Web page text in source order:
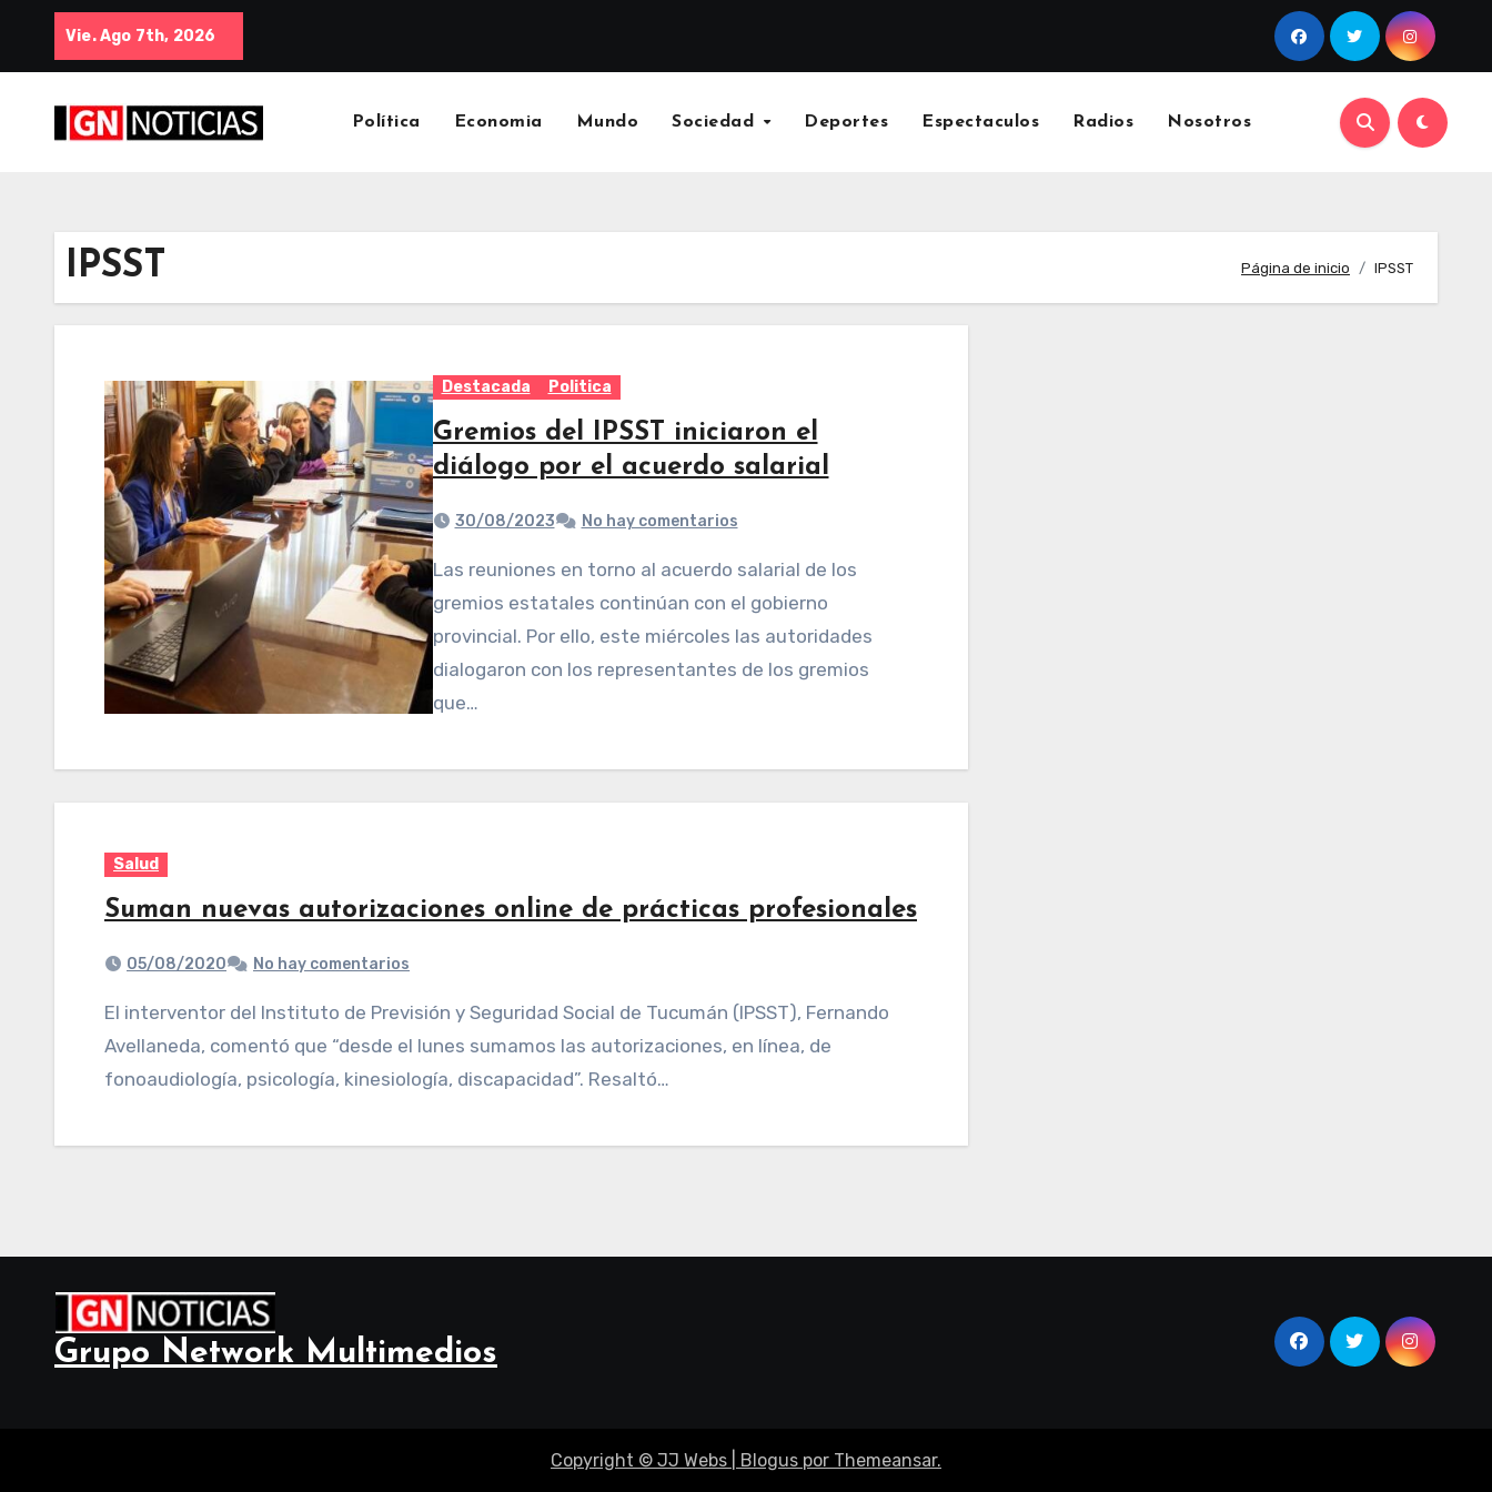
Vie. Ago 7th, 2026
Política Economia Mundo Sociedad Deportes Espectaculos Radios Nosotros
IPSST Página de inicio IPSST
Destacada Politica
Gremios del IPSST iniciaron el
diálogo por el acuerdo salarial
30/08/2023 No hay comentarios
Las reuniones en torno al acuerdo salarial de los
gremios estatales continúan con el gobierno
provincial. Por ello, este miércoles las autoridades
dialogaron con los representantes de los gremios
que…
Salud
Suman nuevas autorizaciones online de prácticas profesionales
05/08/2020 No hay comentarios
El interventor del Instituto de Previsión y Seguridad Social de Tucumán (IPSST), Fernando
Avellaneda, comentó que “desde el lunes sumamos las autorizaciones, en línea, de
fonoaudiología, psicología, kinesiología, discapacidad”. Resaltó…
Grupo Network Multimedios
Copyright © JJ Webs Blogus por Themeansar.